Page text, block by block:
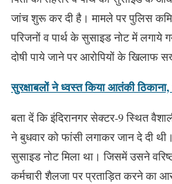
जांच शुरू कर दी है। मामले पर पुलिस
परिजनों व पार्थ के सुसाइड नोट में लगाये
दोषी पाये जाने पर आरोपियों के खिलाफ
सुरक्षाबलों ने ध्वस्त किया आतंकी ठिकाना,
बता दें कि इंदिरानगर सेक्टर-9 स्थित
ने बुधवार को फांसी लगाकर जान दे दी
सुसाइड नोट मिला था। जिसमें उसने
कर्मचारी शैलजा पर प्रताड़ित करने का